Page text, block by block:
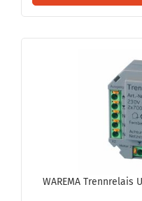
WA­RE­MA Trenn­re­lais